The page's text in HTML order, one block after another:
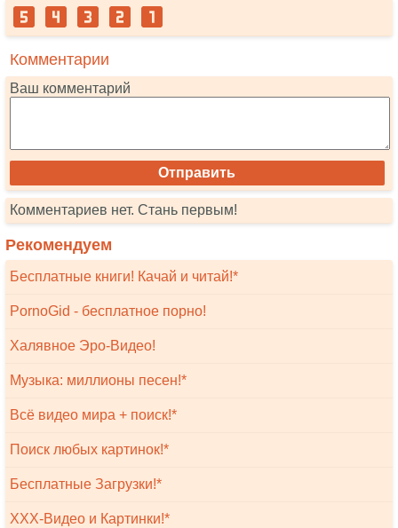
Комментарии
Ваш комментарий
Комментариев нет. Стань первым!
Рекомендуем
Бесплатные книги! Качай и читай!*
PornoGid - бесплатное порно!
Халявное Эро-Видео!
Музыка: миллионы песен!*
Всё видео мира + поиск!*
Поиск любых картинок!*
Бесплатные Загрузки!*
XXX-Видео и Картинки!*